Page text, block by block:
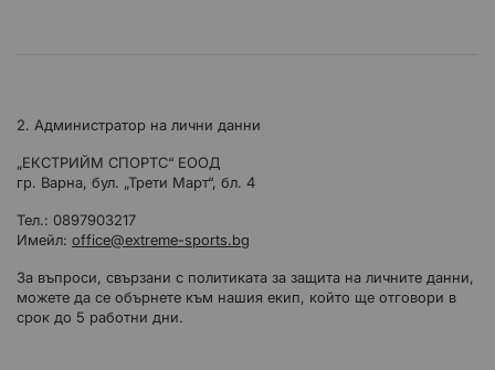
2. Администратор на лични данни
„ЕКСТРИЙМ СПОРТС“ ЕООД
гр. Варна, бул. „Трети Март“, бл. 4
Тел.: 0897903217
Имейл: office@extreme-sports.bg
За въпроси, свързани с политиката за защита на личните данни,
можете да се обърнете към нашия екип, който ще отговори в
срок до 5 работни дни.